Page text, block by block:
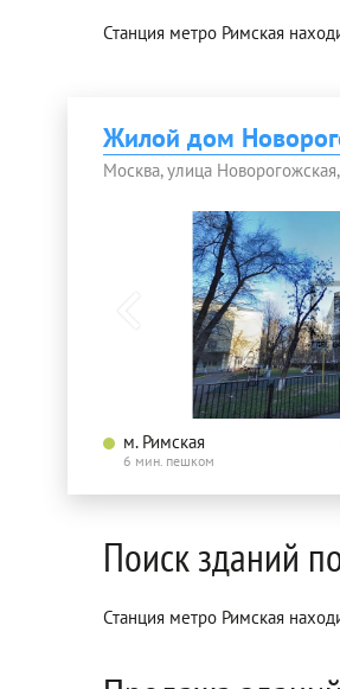
Станция метро Римская
Жилой дом
Москва, улица
м. Римская
6 мин. пешком
Поиск зданий
Станция метро Римская